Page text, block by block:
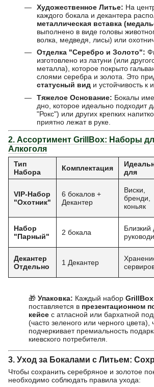
Художественное Литье: На
каждого бокала и декантера
металлическая вставка
выполнено в виде головы
волка, медведя, лисы) или
Отделка "Серебро и Золото":
изготовлено из латуни (или
металла), которое покрыто
слоями серебра и золота. Это
статусный вид и устойчивость к
Тяжелое Основание: Бокалы
дно, которое идеально подходит
"Рокс") или других крепких
приятно лежат в руке.
2. Ассортимент GrillBox: Наборы
Алкоголя
Тип
Набора
Комплектация
для
VIP-Набор
"Охотник"
6 бокалов +
Декантер
Виски,
бренди,
коньяк
Набор
"Парный"
2 бокала
Близкий
Декантер
Отдельно
1 Декантер
🎁 Упаковка: Каждый набор GrillBox
поставляется в презентационном
кейсе с атласной или бархатной
(часто зеленого или черного цвета),
подчеркивает премиальность
киевского потребителя.
3. Уход за Бокалами с Литьем:
Чтобы сохранить серебряное и золотое
необходимо соблюдать правила ухода: